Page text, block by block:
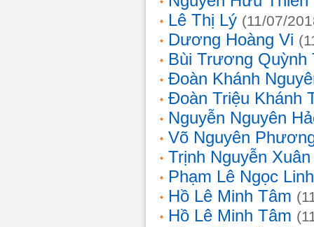
Lê Thị Lý (11/07/
Dương Hoàng Vi
Bùi Trương Quỳnh
Đoàn Khánh
Đoàn Triệu Khánh
Nguyễn Nguyên
Võ Nguyên
Trịnh Nguyễn
Phạm Lê Ngọc Linh
Hồ Lê Minh Tâm
Hồ Lê Minh Tâm